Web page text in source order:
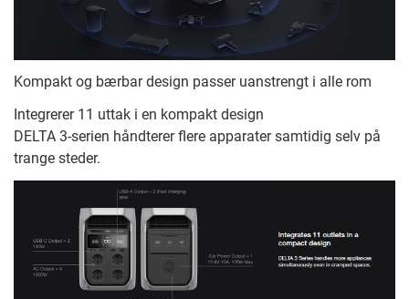
Kompakt og bærbar design passer uanstrengt i alle rom
Integrerer 11 uttak i en kompakt design
DELTA 3-serien håndterer flere apparater samtidig selv på
trange steder.